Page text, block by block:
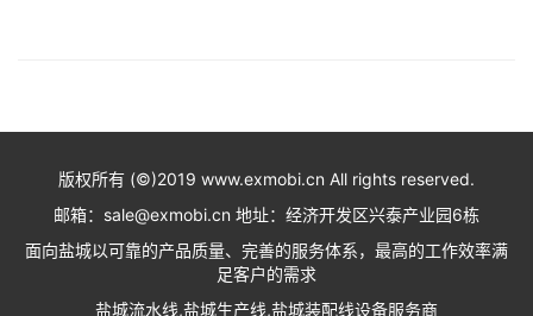
版权所有 (©)2019 www.exmobi.cn All rights reserved.
邮箱：sale@exmobi.cn 地址：经济开发区兴泰产业园6栋
面向盐城以可靠的产品质量、完善的服务体系，最高的工作效率满
足客户的需求
盐城流水线,盐城生产线,盐城装配线设备服务商